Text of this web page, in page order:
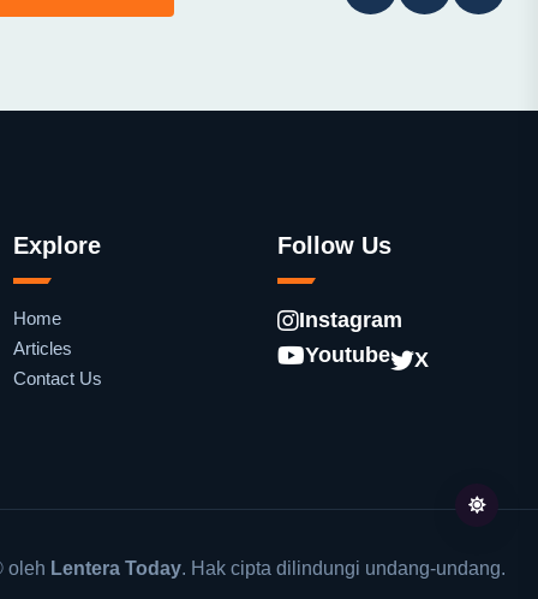
Explore
Home
Articles
Contact Us
Follow Us
Instagram
Youtube
X
oleh Lentera Today. Hak cipta dilindungi undang-undang.